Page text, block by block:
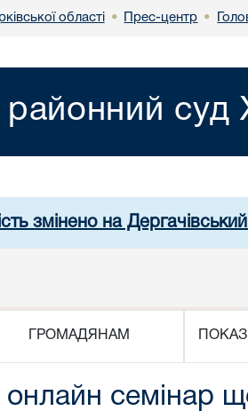
області • Прес-центр •
суд
змінено на
ГРОМАДЯНАМ
онлайн семінар